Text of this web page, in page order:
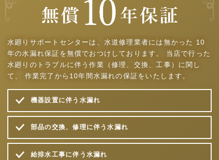
水廻りサポートセンターは、水道修理業者には無かった
10
年の水漏れ保証を無償でおつけしております。
当店で行った
水廻りのトラブルに伴う作業（修理、交換、工事）に関し
て、
作業完了から10年間水漏れの保証をいたします。
機器設置に伴う水漏れ
部品の交換、修理に伴う水漏れ
給排水工事に伴う水漏れ